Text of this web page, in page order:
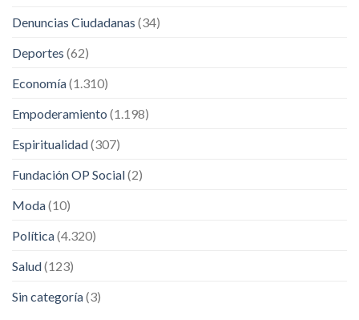
Denuncias Ciudadanas (34)
Deportes (62)
Economía(1.310)
Empoderamiento (1.198)
Espiritualidad(307)
Fundación OP Social(2)
Moda(10)
Política(4.320)
Salud(123)
Sin categoría(3)